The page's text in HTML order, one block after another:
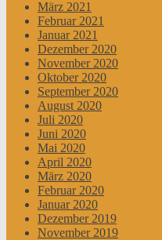
März 2021
Februar 2021
Januar 2021
Dezember 2020
November 2020
Oktober 2020
September 2020
August 2020
Juli 2020
Juni 2020
Mai 2020
April 2020
März 2020
Februar 2020
Januar 2020
Dezember 2019
November 2019